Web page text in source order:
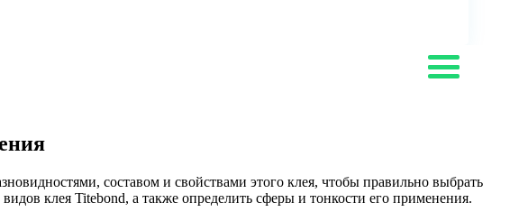
составом и свойствами этого клея, чтобы правильно выбрать
клея Titebond, а также определить сферы и тонкости его применения.